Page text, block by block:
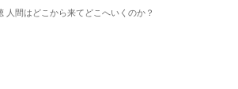
人間はどこから来てどこへいくのか？